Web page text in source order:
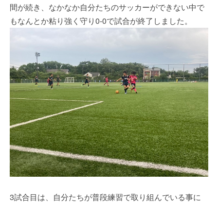
間が続き、なかなか自分たちのサッカーができない中で
もなんとか粘り強く守り0-0で試合が終了しました。
3試合目は、自分たちが普段練習で取り組んでいる事に